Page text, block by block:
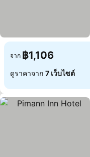
จาก ฿1,106
ดูราคาจาก 7 เว็บไซต์